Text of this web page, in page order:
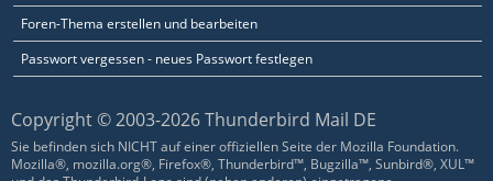
Foren-Thema erstellen und bearbeiten
Passwort vergessen - neues Passwort festlegen
Copyright © 2003-2026 Thunderbird Mail DE
Sie befinden sich NICHT auf einer offiziellen Seite der Mozilla Foundation.
Mozilla®, mozilla.org®, Firefox®, Thunderbird™, Bugzilla™, Sunbird®, XUL™